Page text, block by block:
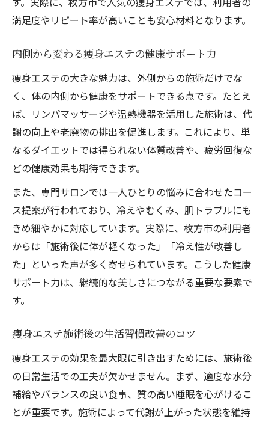
満足度やリピート率が高いことも安心材料となります。
内側から変わる痩身エステの健康サポート力
痩身エステの大きな魅力は、外側からの施術だけでな
く、体の内側から健康をサポートできる点です。たとえ
ば、リンパマッサージや温熱機器を活用した施術は、代
謝の向上や老廃物の排出を促進します。これにより、単
なるダイエットでは得られない体質改善や、疲労回復な
どの健康効果も期待できます。
また、専門サロンでは一人ひとりの悩みに合わせたコー
ス提案が行われており、冷えやむくみ、肌トラブルにも
きめ細やかに対応しています。実際に、枚方市の利用者
からは「施術後に体が軽くなった」「冷え性が改善し
た」といった声が多く寄せられています。こうした健康
サポート力は、継続的な美しさにつながる重要な要素で
す。
痩身エステ施術後の生活習慣改善のコツ
痩身エステの効果を最大限に引き出すためには、施術後
の日常生活での工夫が欠かせません。まず、適度な水分
補給やバランスの良い食事、質の高い睡眠を心がけるこ
とが重要です。施術によって代謝が上がった状態を維持